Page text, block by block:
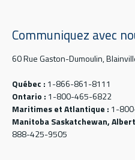
Communiquez avec
60 Rue Gaston-Dumoulin,
Québec : 1-866-861-8111
Ontario : 1-800-465-6822
Maritimes et Atlantique : 1-
Manitoba Saskatchewan,
888-425-9505